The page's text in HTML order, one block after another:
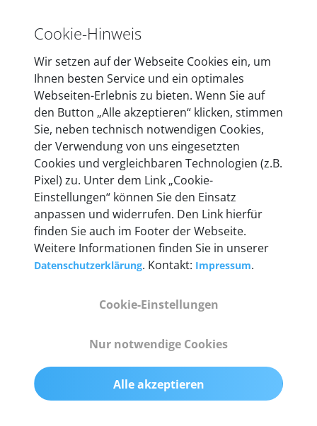
Mehr als 10 Jahre Erfahrung
In den Kfz-Diagnosegeräten von autoaid stecken
mehr als 10 Jahre Erfahrung, und auch in Zukunft
entwickeln wir unsere Produkte am Standort in
Berlin laufend weiter. Auf diese Qualität vertrauen
heute mehr als 60.000 Privatkunden und
Unternehmen.
Technische Details &
Lieferumfang
Abmessungen
Gewicht
200 g
Cookie-Hinweis
Wir setzen auf der Webseite Cookies ein, um
Ihnen besten Service und ein optimales
Webseiten-Erlebnis zu bieten. Wenn Sie auf
den Button „Alle akzeptieren“ klicken, stimmen
Sie, neben technisch notwendigen Cookies,
der Verwendung von uns eingesetzten
Cookies und vergleichbaren Technologien (z.B.
Pixel) zu. Unter dem Link „Cookie-
Einstellungen“ können Sie den Einsatz
anpassen und widerrufen. Den Link hierfür
finden Sie auch im Footer der Webseite.
Weitere Informationen finden Sie in unserer
Datenschutzerklärung. Kontakt: Impressum.
Cookie-Einstellungen
Nur notwendige Cookies
Alle akzeptieren